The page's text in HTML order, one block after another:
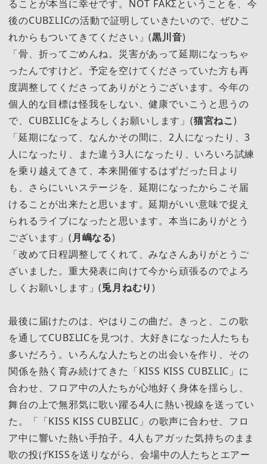
ることが本当に幸せです。NOT FAKΣということを、今
後のCUBΣLICの活動で証明していきたいので、ぜひこ
れからもついてきてください」(黒川音)
「骨、折ってごめんね。災害があって延期になっちゃ
ったんですけど。予定を空けてくださっていた方も再
度調整してくださってありがとうございます。今年の
個人的な目標は怪我をしない、健康でいこうと思うの
で、CUBΣLICをよろしくお願いします」(猫宮ねこ)
「延期になって、なんかその間に、2人になったり、3
人になったり、また違う3人になったり、いろいろ試練
を乗り越えてきて、本来開催するはずだった日より
も、さらにいいステージを、延期になったからこそ届
けることが出来たと思います。延期がいい意味で捉え
られるライブになったと思います。本当にありがとう
ございます」(月嶋なる)
「改めて日程調整してくれて、みなさんありがとうご
ざいました。重大発表に向けて今から頑張るのでよろ
しくお願いします」(兎月ねむり)
最後に届けたのは、やはりこの曲だ。きっと、この歌
を通してCUBΣLICを見つけ、大好きになった人たちも
多いだろう。いろんな人たちとの出会いを作り、その
関係を熱く育み続けてきた「KISS KISS CUBΣLIC」に
合わせ、フロア中の人たちが心地好く身体を揺らし、
舞台の上で無邪気に歌い躍る4人に熱い視線を送ってい
た。「「KISS KISS CUBΣLIC」の歌声に合わせ、フロ
ア中に響いた熱い手拍子。4人もアガッた気持ちのまま
歌の投げKISSを送りながら、会場中の人たちとエアー